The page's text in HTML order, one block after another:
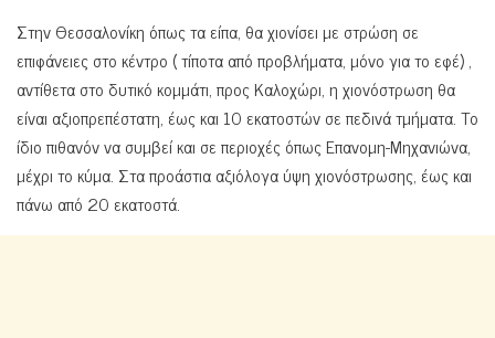
Στην Θεσσαλονίκη όπως τα είπα, θα χιονίσει με στρώση σε
επιφάνειες στο κέντρο ( τίποτα από προβλήματα, μόνο για το εφέ) ,
αντίθετα στο δυτικό κομμάτι, προς Καλοχώρι, η χιονόστρωση θα
είναι αξιοπρεπέστατη, έως και 10 εκατοστών σε πεδινά τμήματα. Το
ίδιο πιθανόν να συμβεί και σε περιοχές όπως Επανομη-Μηχανιώνα,
μέχρι το κύμα. Στα προάστια αξιόλογα ύψη χιονόστρωσης, έως και
πάνω από 20 εκατοστά.